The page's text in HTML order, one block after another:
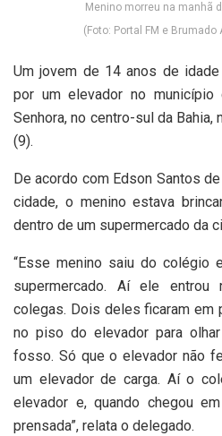
Menino morreu na manhã
(Foto: Portal FM e
Um jovem de 14 anos de
por um elevador no
Senhora, no centro-sul da
(9).
De acordo com Edson Santos
cidade, o menino estava
dentro de um supermercado da
“Esse menino saiu do colégio
supermercado. Aí ele entrou
colegas. Dois deles ficaram em
no piso do elevador para
fosso. Só que o elevador não
um elevador de carga. Aí o
elevador e, quando chegou
prensada”, relata o delegado.